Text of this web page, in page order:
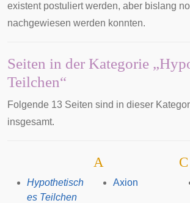
existent postuliert werden, aber bislang
nachgewiesen werden konnten.
Seiten in der Kategorie
Teilchen“
Folgende 13 Seiten sind in dieser
insgesamt.
Hypothetisch
es Teilchen
A
Axion
C